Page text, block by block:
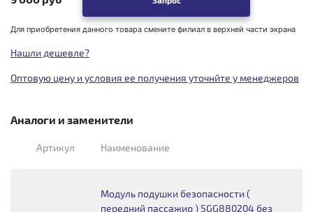
Для приобретения данного товара смените филиал в верхней части экрана
Нашли дешевле?
Оптовую цену и условия ее получения уточнйте у менеджеров
Аналоги и заменители
Артикул Наименование
Модуль подушки безопасности (
передний пассажир ) 5GG880204 без